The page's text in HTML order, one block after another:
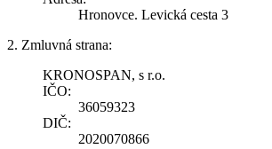
Hronovce. Levická cesta 3
2. Zmluvná strana:
KRONOSPAN, s r.o.
IČO:
36059323
DIČ:
2020070866